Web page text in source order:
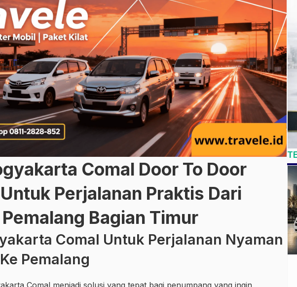
Comal Door To Door
Perjalanan Praktis Dari
Bagian Timur
Comal Untuk Perjalanan Nyaman
Pemalang